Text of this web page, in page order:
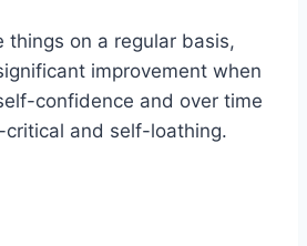
things on a regular basis,
improvement when
confidence and over time
critical and self-loathing.